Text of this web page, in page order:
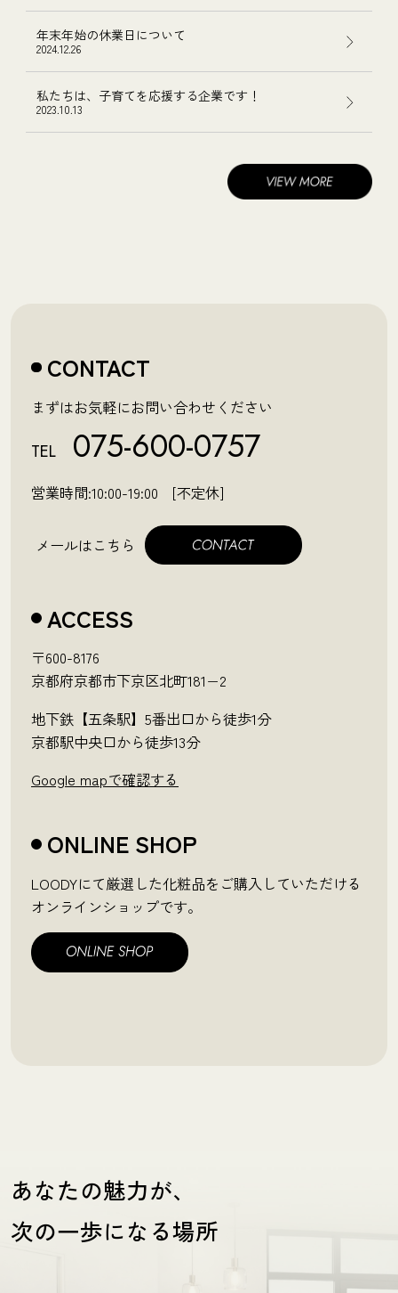
年末年始の休業日について
2024.12.26
私たちは、子育てを応援する企業です！
2023.10.13
CONTACT
まずはお気軽にお問い合わせください
TEL 075-600-0757
営業時間:10:00-19:00 [不定休]
メールはこちら
ACCESS
〒600-8176
京都府京都市下京区北町181−2
地下鉄【五条駅】5番出口から徒歩1分
京都駅中央口から徒歩13分
Google mapで確認する
ONLINE SHOP
LOODYにて厳選した化粧品をご購入していただける
オンラインショップです。
あなたの魅力が、
次の一歩になる場所